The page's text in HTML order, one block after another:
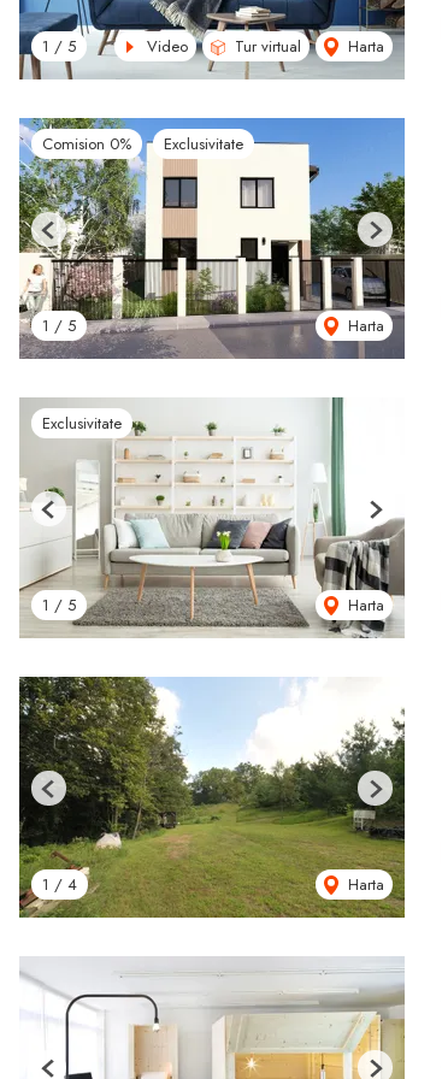
1 / 5 Video Tur virtual Harta
Comision 0% Exclusivitate
1 / 5 Harta
Previous Next
Exclusivitate
1 / 5 Harta
Previous Next
1 / 4 Harta
Previous Next